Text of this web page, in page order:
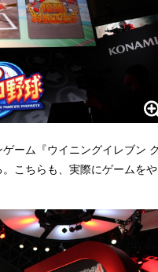
ーム『ウイニングイレブン
こちらも、実際にゲームを